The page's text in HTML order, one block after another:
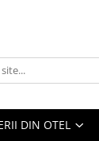
DIN OTEL